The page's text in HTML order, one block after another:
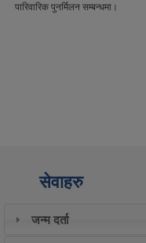
नागार्जुन नगरपालिकाको दशौ नगरसभा
सेवाहरु
जन्म दर्ता